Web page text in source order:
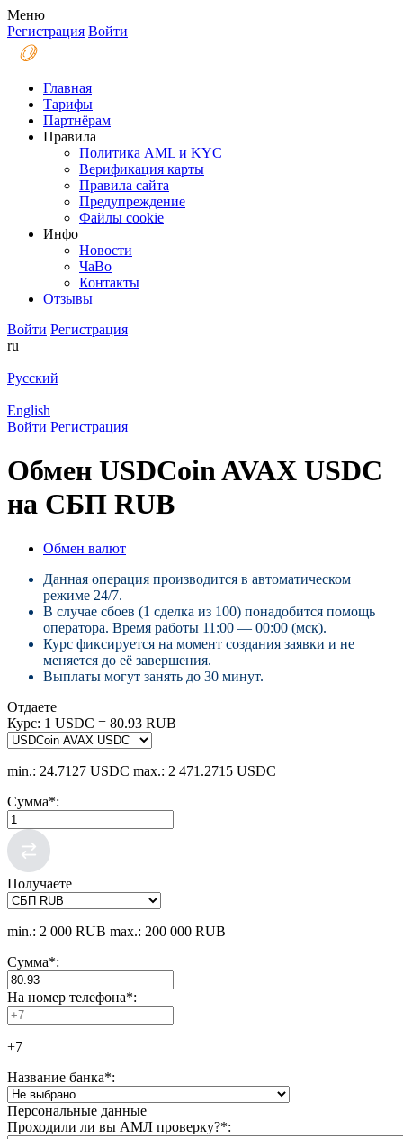
Меню
Регистрация Войти
Главная
Тарифы
Партнёрам
Правила
Политика AML и KYC
Верификация карты
Правила сайта
Предупреждение
Файлы coоkie
Инфо
Новости
ЧаВо
Контакты
Отзывы
Войти Регистрация
ru
Русский
English
Войти Регистрация
Обмен USDCoin AVAX USDC
на СБП RUB
Обмен валют
Данная операция производится в автоматическом
режиме 24/7.
В случае сбоев (1 сделка из 100) понадобится помощь
оператора. Время работы 11:00 — 00:00 (мск).
Курс фиксируется на момент создания заявки и не
меняется до её завершения.
Выплаты могут занять до 30 минут.
Отдаете
Курс: 1 USDC = 80.93 RUB
min.: 24.7127 USDC max.: 2 471.2715 USDC
Сумма*:
Получаете
min.: 2 000 RUB max.: 200 000 RUB
Сумма*:
На номер телефона*:
+7
Название банка*:
Персональные данные
Проходили ли вы АМЛ проверку?*: